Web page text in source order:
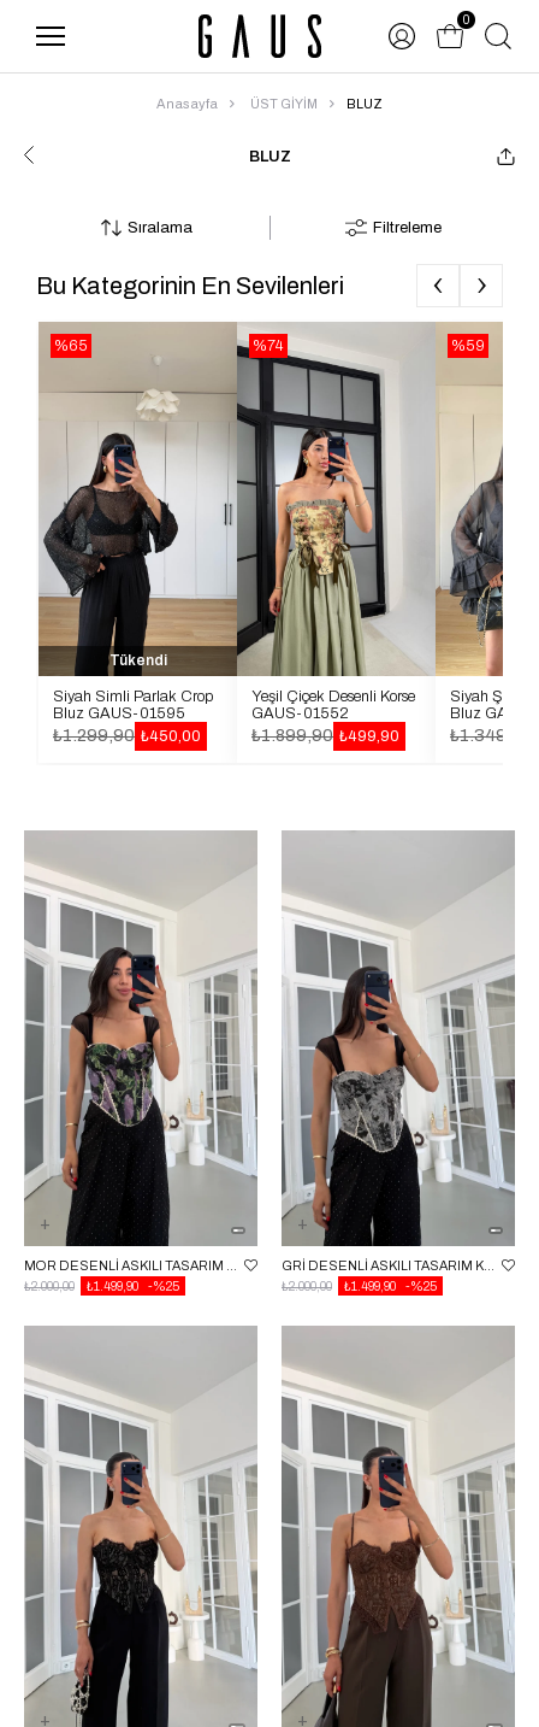
0
Anasayfa ÜST GİYİM BLUZ
BLUZ
Filtreleme
Sıralama
Bu Kategorinin En Sevilenleri ‹ ›
Tükendi
Siyah Simli Parlak Crop
Bluz GAUS-01595
₺1.299,90 ₺450,00
%65
Yeşil Çiçek Desenli Korse
GAUS-01552
₺1.899,90 ₺499,90
%74
Siyah Şal
Bluz
₺1.349,90
%59
%25
₺1.499,90
₺2.000,00
%25
₺1.499,90
₺2.000,00